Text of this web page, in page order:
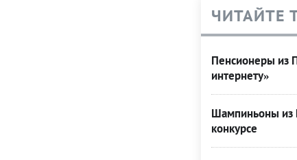
ЧИТАЙТЕ
Пенсионеры из
интернету»
Шампиньоны из
конкурсе